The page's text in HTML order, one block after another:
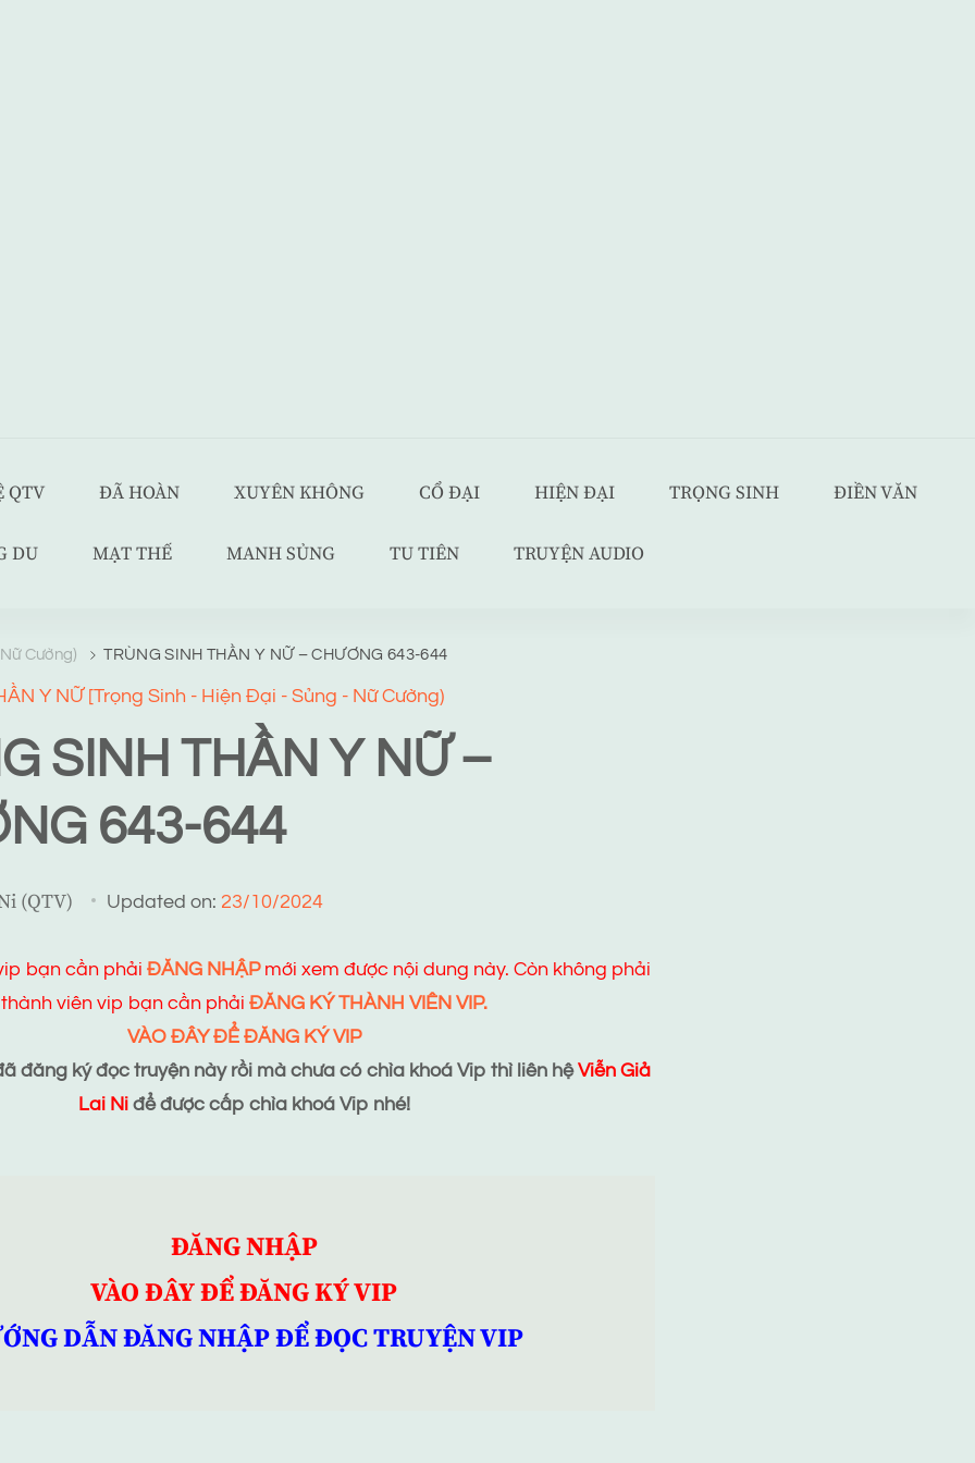
QTV ĐÃ HOÀN XUYÊN KHÔNG CỔ ĐẠI HIỆN ĐẠI TRỌNG SINH ĐIỀN VĂN
DU MẠT THẾ MANH SỦNG TU TIÊN TRUYỆN AUDIO
Cường) TRÙNG SINH THẦN Y NỮ – CHƯƠNG 643-644
Y NỮ [Trọng Sinh - Hiện Đại - Sủng - Nữ Cường)
SINH THẦN Y NỮ –
643-644
(QTV) Updated on: 23/10/2024
bạn cần phải ĐĂNG NHẬPmới xem được nội dung này. Còn không phải
thành viên vip bạn cần phải ĐĂNG KÝ THÀNH VIÊN VIP.
VÀO ĐÂY ĐỂ ĐĂNG KÝ VIP
đăng ký đọc truyện này rồi mà chưa có chìa khoá Vip thì liên hệViễn Giả
Lai Ni để được cấp chìa khoá Vip nhé!
ĐĂNG NHẬP
VÀO ĐÂY ĐỂ ĐĂNG KÝ VIP
DẪN ĐĂNG NHẬP ĐỂ ĐỌC TRUYỆN VIP